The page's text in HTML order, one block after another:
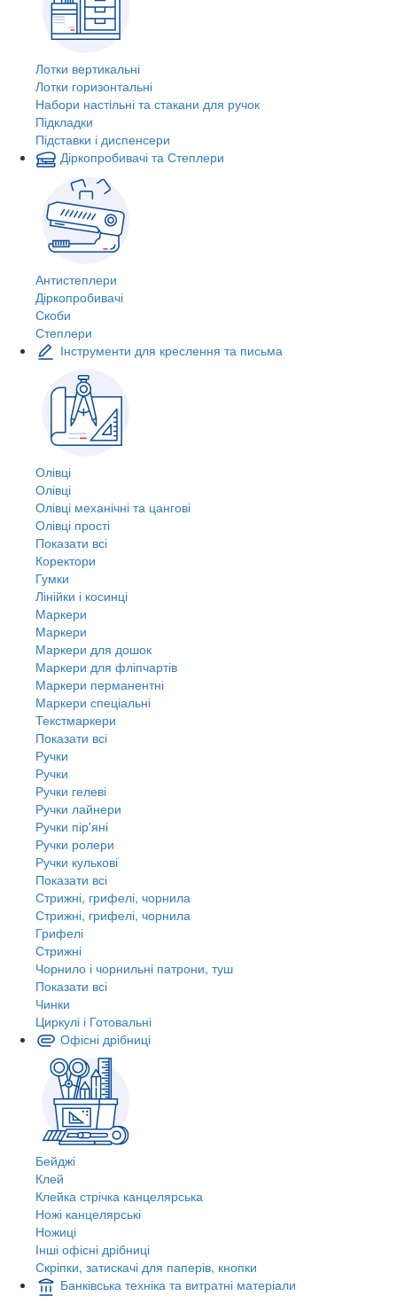
Лотки вертикальні
Лотки горизонтальні
Набори настільні та стакани для ручок
Підкладки
Підставки і диспенсери
Діркопробивачі та Степлери
Антистеплери
Діркопробивачі
Скоби
Степлери
Інструменти для креслення та письма
Олівці
Олівці
Олівці механічні та цангові
Олівці прості
Показати всі
Коректори
Гумки
Лінійки і косинці
Маркери
Маркери
Маркери для дошок
Маркери для фліпчартів
Маркери перманентні
Маркери спеціальні
Текстмаркери
Показати всі
Ручки
Ручки
Ручки гелеві
Ручки лайнери
Ручки пір'яні
Ручки ролери
Ручки кулькові
Показати всі
Стрижні, грифелі, чорнила
Стрижні, грифелі, чорнила
Грифелі
Стрижні
Чорнило і чорнильні патрони, туш
Показати всі
Чинки
Циркулі і Готовальні
Офісні дрібниці
Бейджі
Клей
Клейка стрічка канцелярська
Ножі канцелярські
Ножиці
Інші офісні дрібниці
Скріпки, затискачі для паперів, кнопки
Банківська техніка та витратні матеріали